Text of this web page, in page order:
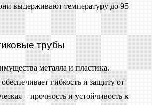
выдерживают температуру до 95
трубы
металла и пластика.
гибкость и защиту от
– прочность и устойчивость к